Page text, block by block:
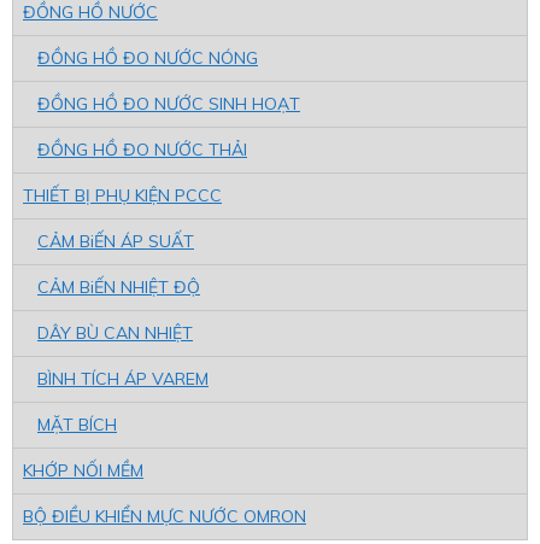
ĐỒNG HỒ NƯỚC
ĐỒNG HỒ ĐO NƯỚC NÓNG
ĐỒNG HỒ ĐO NƯỚC SINH HOẠT
ĐỒNG HỒ ĐO NƯỚC THẢI
THIẾT BỊ PHỤ KIỆN PCCC
CẢM BiẾN ÁP SUẤT
CẢM BiẾN NHIỆT ĐỘ
DÂY BÙ CAN NHIỆT
BÌNH TÍCH ÁP VAREM
MẶT BÍCH
KHỚP NỐI MỀM
BỘ ĐIỀU KHIỂN MỰC NƯỚC OMRON